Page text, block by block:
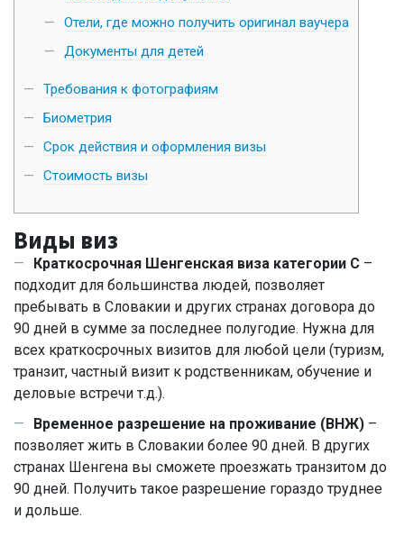
Отели, где можно получить оригинал ваучера
Документы для детей
Требования к фотографиям
Биометрия
Срок действия и оформления визы
Стоимость визы
Виды виз
Краткосрочная Шенгенская виза категории C –
подходит для большинства людей, позволяет
пребывать в Словакии и других странах договора до
90 дней в сумме за последнее полугодие. Нужна для
всех краткосрочных визитов для любой цели (туризм,
транзит, частный визит к родственникам, обучение и
деловые встречи т.д.).
Временное разрешение на проживание (ВНЖ) –
позволяет жить в Словакии более 90 дней. В других
странах Шенгена вы сможете проезжать транзитом до
90 дней. Получить такое разрешение гораздо труднее
и дольше.